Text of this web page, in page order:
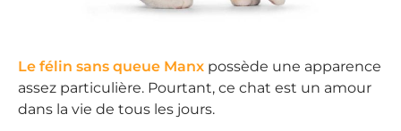
Le félin sans queue Manx possède une apparence
assez particulière. Pourtant, ce chat est un amour
dans la vie de tous les jours.